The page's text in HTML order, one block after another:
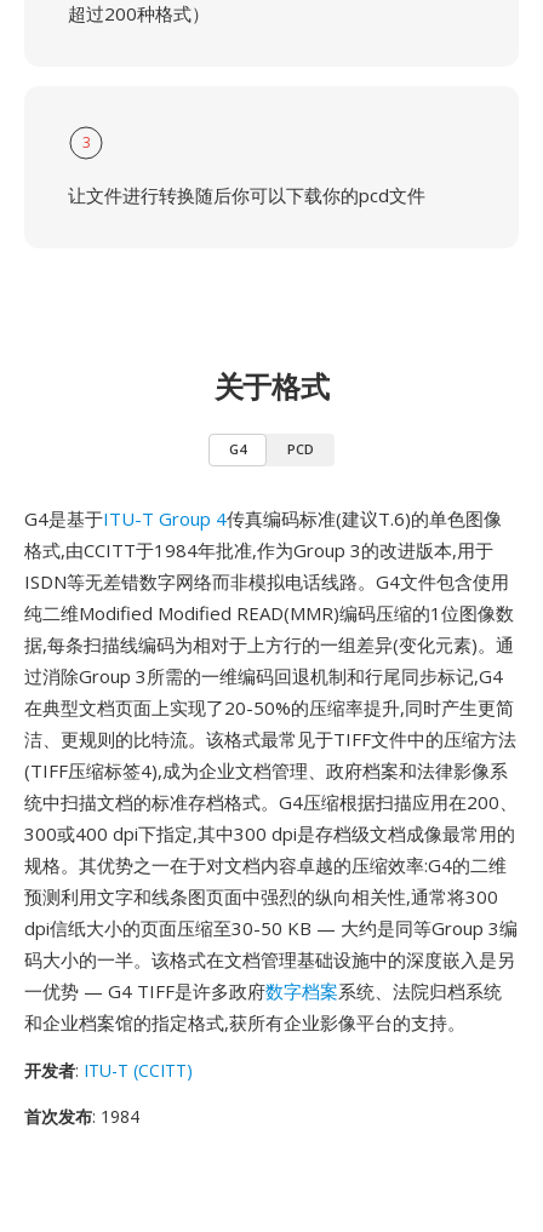
超过200种格式）
3
让文件进行转换随后你可以下载你的pcd文件
关于格式
G4 PCD
G4是基于ITU-T Group 4传真编码标准(建议T.6)的单色图像
格式,由CCITT于1984年批准,作为Group 3的改进版本,用于
ISDN等无差错数字网络而非模拟电话线路。G4文件包含使用
纯二维Modified Modified READ(MMR)编码压缩的1位图像数
据,每条扫描线编码为相对于上方行的一组差异(变化元素)。通
过消除Group 3所需的一维编码回退机制和行尾同步标记,G4
在典型文档页面上实现了20-50%的压缩率提升,同时产生更简
洁、更规则的比特流。该格式最常见于TIFF文件中的压缩方法
(TIFF压缩标签4),成为企业文档管理、政府档案和法律影像系
统中扫描文档的标准存档格式。G4压缩根据扫描应用在200、
300或400 dpi下指定,其中300 dpi是存档级文档成像最常用的
规格。其优势之一在于对文档内容卓越的压缩效率:G4的二维
预测利用文字和线条图页面中强烈的纵向相关性,通常将300
dpi信纸大小的页面压缩至30-50 KB — 大约是同等Group 3编
码大小的一半。该格式在文档管理基础设施中的深度嵌入是另
一优势 — G4 TIFF是许多政府数字档案系统、法院归档系统
和企业档案馆的指定格式,获所有企业影像平台的支持。
开发者: ITU-T (CCITT)
首次发布: 1984